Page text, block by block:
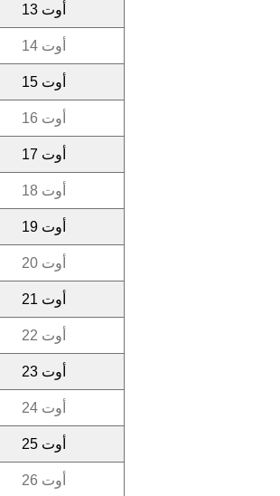
أوت 13
أوت 14
أوت 15
أوت 16
أوت 17
أوت 18
أوت 19
أوت 20
أوت 21
أوت 22
أوت 23
أوت 24
أوت 25
أوت 26